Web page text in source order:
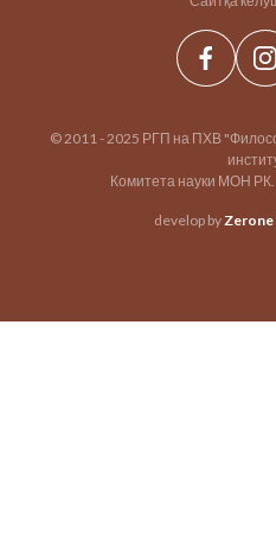
© 2011 - 2025 РГП на ПХВ
Комитета науки МОН
develop byZerone